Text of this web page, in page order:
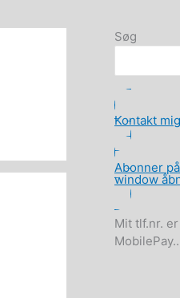
Søg
Kontakt
Abonner
window
Mit tlf.nr.